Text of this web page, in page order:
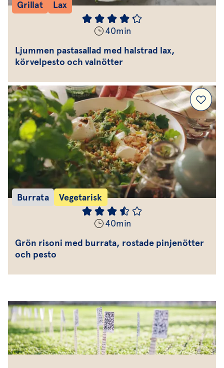
Grillat Lax
40min
Ljummen pastasallad med halstrad lax,
körvelpesto och valnötter
Burrata Vegetarisk
40min
Grön risoni med burrata, rostade pinjenötter
och pesto